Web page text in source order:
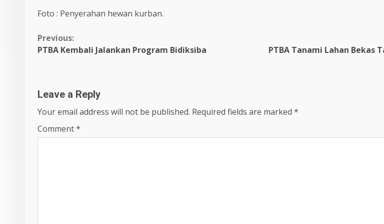
Foto : Penyerahan hewan kurban.
Continue
Previous:
PTBA Kembali Jalankan Program Bidiksiba
PTBA Tanami Lahan Bekas
Leave a Reply
Your email address will not be published. Required fields are marked *
Comment*